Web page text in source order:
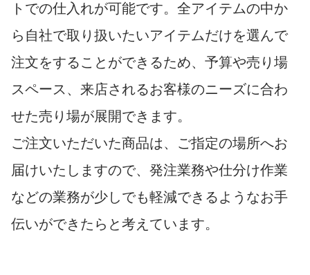
トでの仕入れが可能です。全アイテムの中か
ら自社で取り扱いたいアイテムだけを選んで
注文をすることができるため、予算や売り場
スペース、来店されるお客様のニーズに合わ
せた売り場が展開できます。
ご注文いただいた商品は、ご指定の場所へお
届けいたしますので、発注業務や仕分け作業
などの業務が少しでも軽減できるようなお手
伝いができたらと考えています。